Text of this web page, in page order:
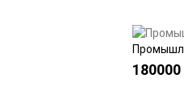
180000